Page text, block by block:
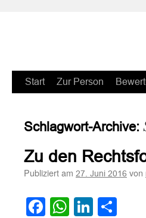
Zum
springen
Start Zur Person
Schlagwort-Archive:
Zu den
Publiziert am 27. Juni 2016 von
Facebook
WhatsApp